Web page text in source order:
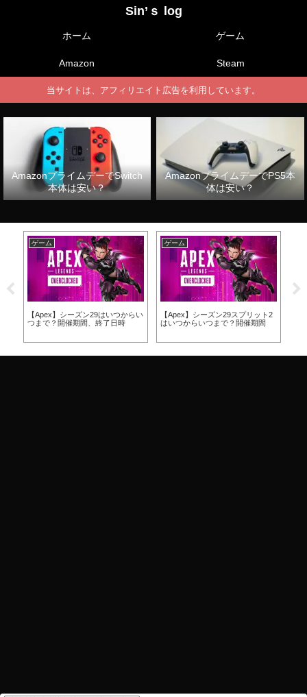
Sin’ｓ log
ホーム ゲーム
Amazon Steam
当サイトは、アフィリエイト広告を利用しています。
AmazonプライムデーでSwitch
本体は安い？
AmazonプライムデーでPS5本
体は安い？
ゲーム
【Apex】シーズン29はいつからい
つまで？開催期間、終了日時
ゲーム
【Apex】シーズン29スプリット2
はいつからいつまで？開催期間